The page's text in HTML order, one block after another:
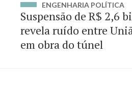
ENGENHARIA POLÍTICA
Suspensão de R$ 2,6
revela ruído entre
em obra do túnel